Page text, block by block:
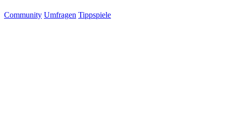
Community Umfragen Tippspiele